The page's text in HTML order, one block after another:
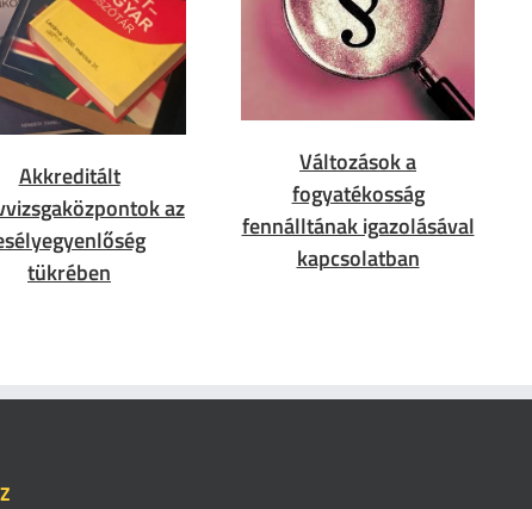
Akkreditált
az
tükrében
Változások a
fogyatékosság
fennálltának igazolásával
kapcsolatban